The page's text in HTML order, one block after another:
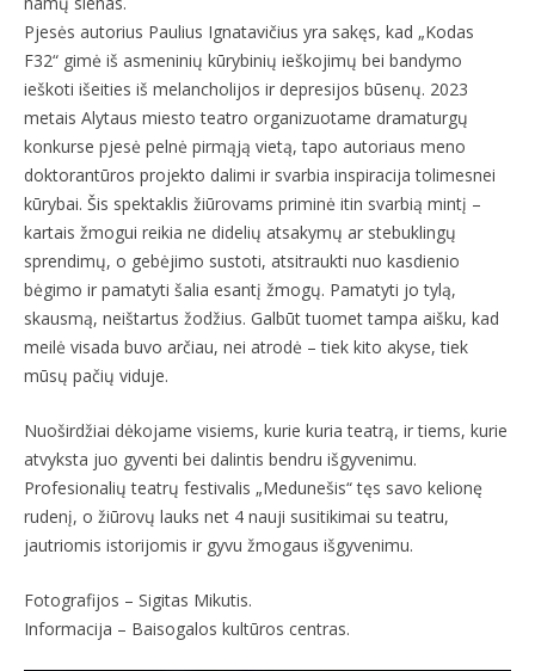
Pjesės autorius Paulius Ignatavičius yra sakęs, kad „Kodas
F32“ gimė iš asmeninių kūrybinių ieškojimų bei bandymo
ieškoti išeities iš melancholijos ir depresijos būsenų. 2023
metais Alytaus miesto teatro organizuotame dramaturgų
konkurse pjesė pelnė pirmąją vietą, tapo autoriaus meno
doktorantūros projekto dalimi ir svarbia inspiracija tolimesnei
kūrybai. Šis spektaklis žiūrovams priminė itin svarbią mintį –
kartais žmogui reikia ne didelių atsakymų ar stebuklingų
sprendimų, o gebėjimo sustoti, atsitraukti nuo kasdienio
bėgimo ir pamatyti šalia esantį žmogų. Pamatyti jo tylą,
skausmą, neištartus žodžius. Galbūt tuomet tampa aišku, kad
meilė visada buvo arčiau, nei atrodė – tiek kito akyse, tiek
mūsų pačių viduje.
Nuoširdžiai dėkojame visiems, kurie kuria teatrą, ir tiems, kurie
atvyksta juo gyventi bei dalintis bendru išgyvenimu.
Profesionalių teatrų festivalis „Medunešis“ tęs savo kelionę
rudenį, o žiūrovų lauks net 4 nauji susitikimai su teatru,
jautriomis istorijomis ir gyvu žmogaus išgyvenimu.
Fotografijos – Sigitas Mikutis.
Informacija – Baisogalos kultūros centras.